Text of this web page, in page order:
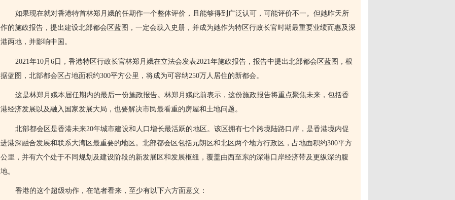
如果现在就对香港特首林郑月娥的任期作一个整体评价，且能够得到广泛认可，可能评价不一。但她昨天所
作的施政报告，提出建设北部都会区蓝图，一定会载入史册，并成为她作为特区行政长官时期最重要业绩而惠及深
港两地，并影响中国。
2021 年10 月 6 日，香港特区行政长官林郑月娥在立法会发表2021 年施政报告，报告中提出北部都会区蓝图，根
据蓝图，北部都会区占地面积约300平方公里，将成为可容纳250万人居住的新都会。
这是林郑月娥本届任期内的最后一份施政报告。林郑月娥此前表示，这份施政报告将重点聚焦未来，包括香
港经济发展以及融入国家发展大局，也要解决市民最看重的房屋和土地问题。
北部都会区是香港未来20年城市建设和人口增长最活跃的地区。该区拥有七个跨境陆路口岸，是香港境内促
进港深融合发展和联系大湾区最重要的地区。北部都会区包括元朗区和北区两个地方行政区，占地面积约300平方
公里，并有六个处于不同规划及建设阶段的新发展区和发展枢纽，覆盖由西至东的深港口岸经济带及更纵深的腹
地。
香港的这个超级动作，在笔者看来，至少有以下六方面意义：